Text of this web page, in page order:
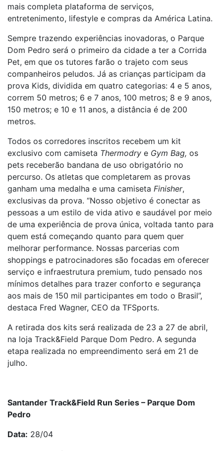
mais completa plataforma de serviços,
entretenimento, lifestyle e compras da América Latina.
Sempre trazendo experiências inovadoras, o Parque
Dom Pedro será o primeiro da cidade a ter a Corrida
Pet, em que os tutores farão o trajeto com seus
companheiros peludos. Já as crianças participam da
prova Kids, dividida em quatro categorias: 4 e 5 anos,
correm 50 metros; 6 e 7 anos, 100 metros; 8 e 9 anos,
150 metros; e 10 e 11 anos, a distância é de 200
metros.
Todos os corredores inscritos recebem um kit
exclusivo com camiseta Thermodry e Gym Bag, os
pets receberão bandana de uso obrigatório no
percurso. Os atletas que completarem as provas
ganham uma medalha e uma camiseta Finisher,
exclusivas da prova. “Nosso objetivo é conectar as
pessoas a um estilo de vida ativo e saudável por meio
de uma experiência de prova única, voltada tanto para
quem está começando quanto para quem quer
melhorar performance. Nossas parcerias com
shoppings e patrocinadores são focadas em oferecer
serviço e infraestrutura premium, tudo pensado nos
mínimos detalhes para trazer conforto e segurança
aos mais de 150 mil participantes em todo o Brasil”,
destaca Fred Wagner, CEO da TFSports.
A retirada dos kits será realizada de 23 a 27 de abril,
na loja Track&Field Parque Dom Pedro. A segunda
etapa realizada no empreendimento será em 21 de
julho.
Santander Track&Field Run Series – Parque Dom
Pedro
Data: 28/04